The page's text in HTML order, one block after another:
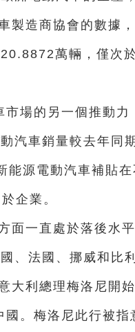
製造商協會的數據
萬輛，僅次
場的另一個推動
汽車銷量較去年同
能源電動汽車補貼
企業。
面一直處於落後水
、法國、挪威和比
大利總理梅洛尼開
。梅洛尼此行被指